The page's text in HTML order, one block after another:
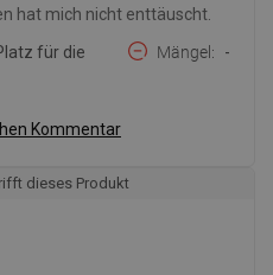
hat mich nicht enttäuscht.
für die
Mängel -
Kommentar
dieses Produkt